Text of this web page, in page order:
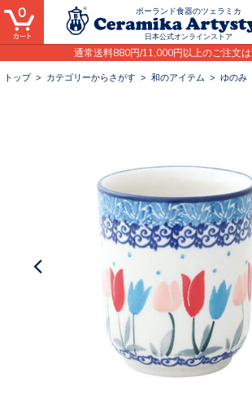
ポーランド食器のツェラミカ
日本公式オンラインストア
通常送料880円/11,000円以上のご注文
0
トップ> カテゴリーからさがす > 和のアイテム > ゆのみ